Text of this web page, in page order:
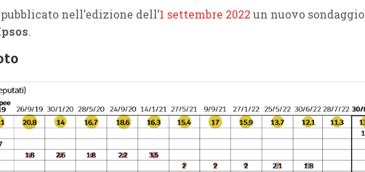
nell’edizione dell’1 settembre 2022 un nuovo sondaggio
.